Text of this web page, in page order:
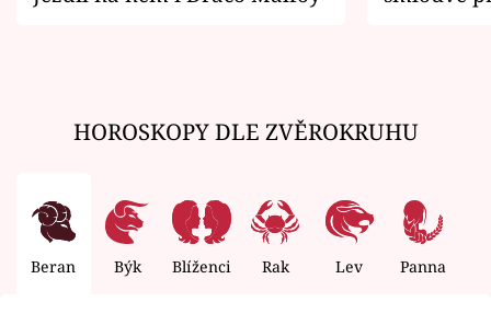
HOROSKOPY DLE ZVĚROKRUHU
Beran Býk Blíženci Rak Lev Panna